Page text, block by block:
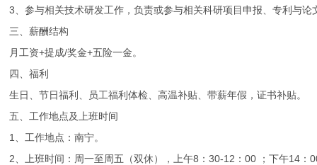
3、参与相关技术研发工作，负责或参与相关科研项目申报、专利与论
三、薪酬结构
月工资+提成/奖金+五险一金。
四、福利
生日、节日福利、员工福利体检、高温补贴、带薪年假，证书补贴。
五、工作地点及上班时间
1、工作地点：南宁。
2、上班时间：周一至周五（双休），上午8：30-12：00 ；下午14：